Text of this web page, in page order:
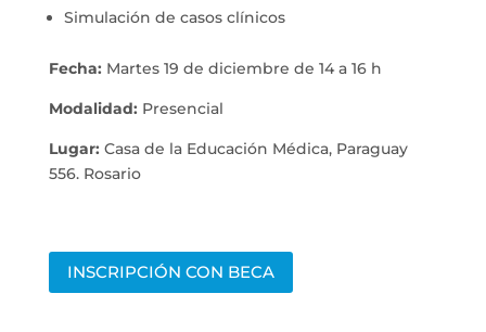
Simulación de casos clínicos
Fecha: Martes 19 de diciembre de 14 a 16 h
Modalidad: Presencial
Lugar: Casa de la Educación Médica, Paraguay
556. Rosario
INSCRIPCIÓN CON BECA